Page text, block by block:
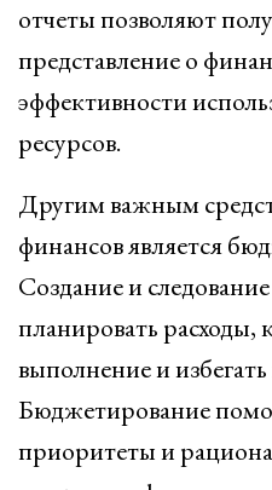
отчеты позволяют
представление о
эффективности
ресурсов.
Другим важным
финансов является
Создание и
планировать расходы,
выполнение и
Бюджетирование
приоритеты и